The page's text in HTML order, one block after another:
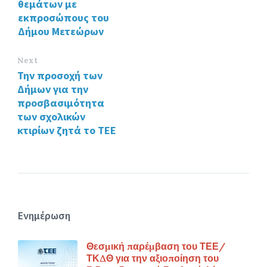
θεμάτων με
εκπροσώπους του
Δήμου Μετεώρων
Next
Την προσοχή των
Δήμων για την
προσβασιμότητα
των σχολικών
κτιρίων ζητά το ΤΕΕ
Ενημέρωση
Θεσμική παρέμβαση του ΤΕΕ/
ΤΚΔΘ για την αξιοποίηση του